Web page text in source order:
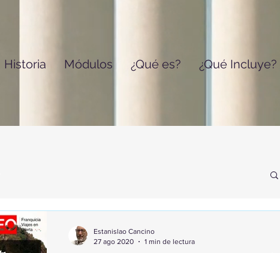
Historia Módulos ¿Qué es? ¿Qué Incluye?
Estanislao Cancino
27 ago 2020
1 min de lectura